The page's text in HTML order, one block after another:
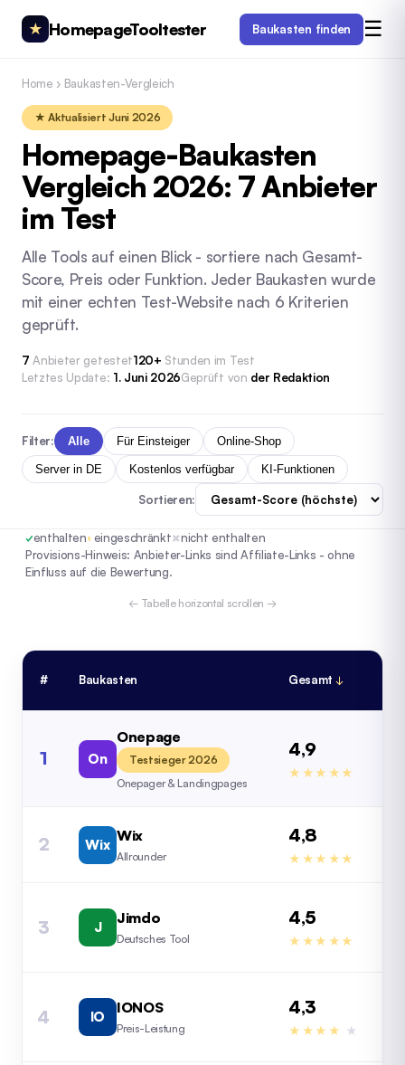
★ HomepageTooltester Baukasten finden ☰
Home › Baukasten-Vergleich
★ Aktualisiert Juni 2026
Homepage-Baukasten
Vergleich 2026: 7 Anbieter
im Test
Alle Tools auf einen Blick - sortiere nach Gesamt-
Score, Preis oder Funktion. Jeder Baukasten wurde
mit einer echten Test-Website nach 6 Kriterien
geprüft.
7 Anbieter getestet120+ Stunden im Test
Letztes Update: 1. Juni 2026Geprüft von der Redaktion
Filter: Alle Für Einsteiger Online-Shop
Server in DE Kostenlos verfügbar KI-Funktionen
Sortieren:
✓enthalten◐ eingeschränkt✗nicht enthalten
Provisions-Hinweis: Anbieter-Links sind Affiliate-Links - ohne
Einfluss auf die Bewertung.
← Tabelle horizontal scrollen →
# Baukasten Gesamt
1 On
Onepage
Testsieger 2026
Onepager & Landingpages
4,9
★★★★★
2 Wix
Wix
Allrounder
4,8
★★★★★
3 J
Jimdo
Deutsches Tool
4,5
★★★★★
4 IO
IONOS
Preis-Leistung
4,3
★★★★ ★